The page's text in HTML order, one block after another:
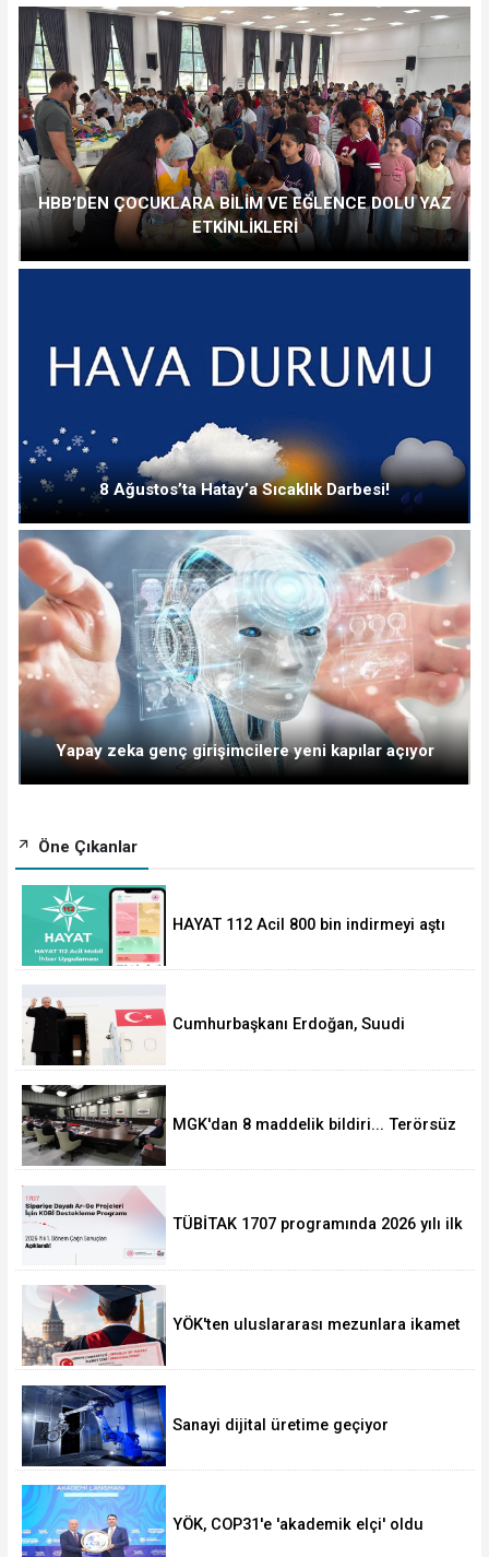
HBB’DEN ÇOCUKLARA BİLİM VE EĞLENCE DOLU YAZ
ETKİNLİKLERİ
8 Ağustos’ta Hatay’a Sıcaklık Darbesi!
Yapay zeka genç girişimcilere yeni kapılar açıyor
Öne Çıkanlar
HAYAT 112 Acil 800 bin indirmeyi aştı
Cumhurbaşkanı Erdoğan, Suudi
MGK'dan 8 maddelik bildiri... Terörsüz
TÜBİTAK 1707 programında 2026 yılı ilk
YÖK'ten uluslararası mezunlara ikamet
Sanayi dijital üretime geçiyor
YÖK, COP31'e 'akademik elçi' oldu